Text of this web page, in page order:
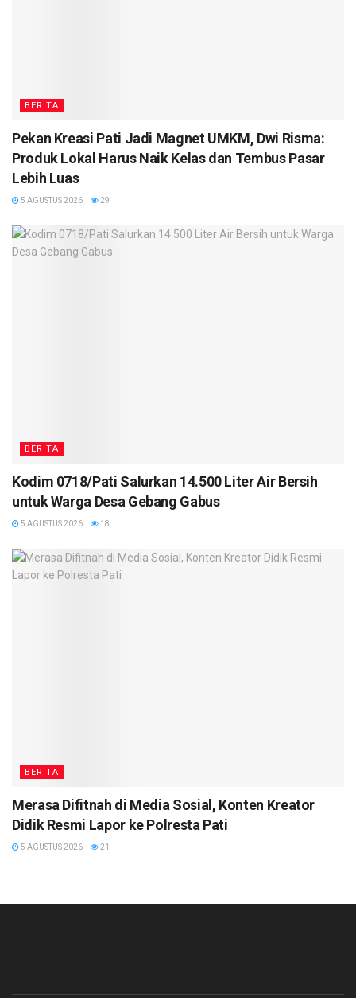
BERITA
Pekan Kreasi Pati Jadi Magnet UMKM, Dwi Risma:
Produk Lokal Harus Naik Kelas dan Tembus Pasar
Lebih Luas
5 AGUSTUS 2026 29
BERITA
Kodim 0718/Pati Salurkan 14.500 Liter Air Bersih
untuk Warga Desa Gebang Gabus
5 AGUSTUS 2026 18
BERITA
Merasa Difitnah di Media Sosial, Konten Kreator
Didik Resmi Lapor ke Polresta Pati
5 AGUSTUS 2026 21